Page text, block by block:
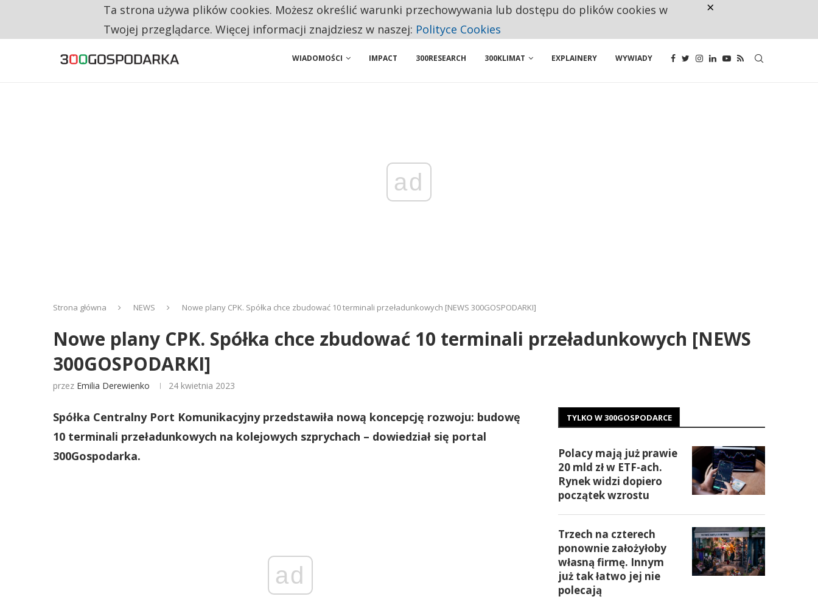
RESTRYKCJE CHIN UDERZAJĄ W EUROPEJSKI PRZEMYSŁ. NA LIŚCIE SĄ DWA PODMIOTY Z POLSKI
WIADOMOŚCI IMPACT 300RESEARCH 300KLIMAT EXPLAINERY WYWIADY
ad
Strona główna NEWS Nowe plany CPK. Spółka chce zbudować 10 terminali przeładunkowych [NEWS 300GOSPODARKI]
Nowe plany CPK. Spółka chce zbudować 10 terminali przeładunkowych [NEWS
300GOSPODARKI]
przez Emilia Derewienko 24 kwietnia 2023
Spółka Centralny Port Komunikacyjny przedstawiła nową koncepcję rozwoju: budowę
10 terminali przeładunkowych na kolejowych szprychach – dowiedział się portal
300Gospodarka.
ad
TYLKO W 300GOSPODARCE
Polacy mają już prawie
20 mld zł w ETF-ach.
Rynek widzi dopiero
początek wzrostu
Trzech na czterech
ponownie założyłoby
własną firmę. Innym
już tak łatwo jej nie
polecają
Ta strona używa plików cookies. Możesz określić warunki przechowywania lub dostępu do plików cookies w
Twojej przeglądarce. Więcej informacji znajdziesz w naszej: Polityce Cookies
×